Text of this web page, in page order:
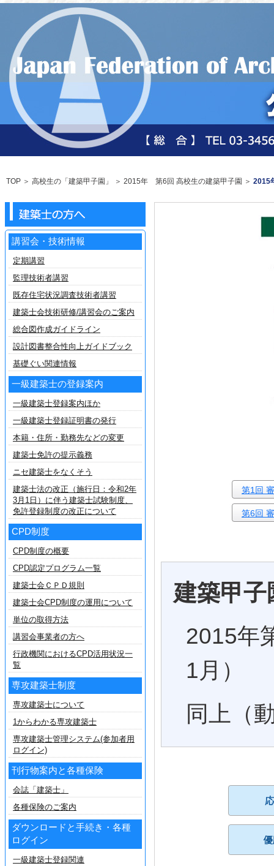
TOP ＞ 高校生の「建築甲子園」 ＞ 2015年 第6回 高校生の建築甲子園 ＞ 2015
第1回
第6回
建築甲子
2015年
1月）
同上（
講習会・技術情報
定期講習
監理技術者講習
既存住宅状況調査技術者講習
建築士会技術研修/講習会のご案内
総合図作成ガイドライン
設計図書整合性向上ガイドブック
基礎ぐい関連情報
一級建築士の登録案内
一級建築士登録案内ほか
一級建築士登録証明書の発行
本籍・住所・勤務先などの変更
建築士免許の提示義務
ニセ建築士をなくそう
建築士法の改正（施行日：令和2年
3月1日）に伴う建築士試験制度、
免許登録制度の改正について
CPD制度
CPD制度の概要
CPD認定プログラム一覧
建築士会ＣＰＤ規則
建築士会CPD制度の運用について
単位の取得方法
講習会事業者の方へ
行政機関におけるCPD活用状況一
覧
専攻建築士制度
専攻建築士について
1からわかる専攻建築士
専攻建築士管理システム(参加者用
ログイン)
刊行物案内と各種保険
会誌「建築士」
各種保険のご案内
ダウンロードと手続き・各種
ログイン
一級建築士登録関連